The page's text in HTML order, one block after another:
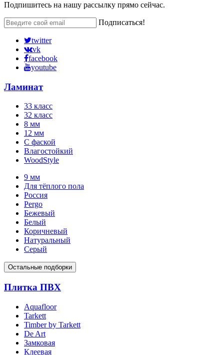
Подпишитесь на нашу рассылку прямо сейчас.
Подписаться!
twitter
vk
facebook
youtube
Ламинат
33 класс
32 класс
8 мм
12 мм
С фаской
Влагостойкий
WoodStyle
9 мм
Для тёплого пола
Россия
Pergo
Бежевый
Белый
Коричневый
Натуральный
Серый
Остальные подборки
Плитка ПВХ
Aquafloor
Tarkett
Timber by Tarkett
De Art
Замковая
Клеевая